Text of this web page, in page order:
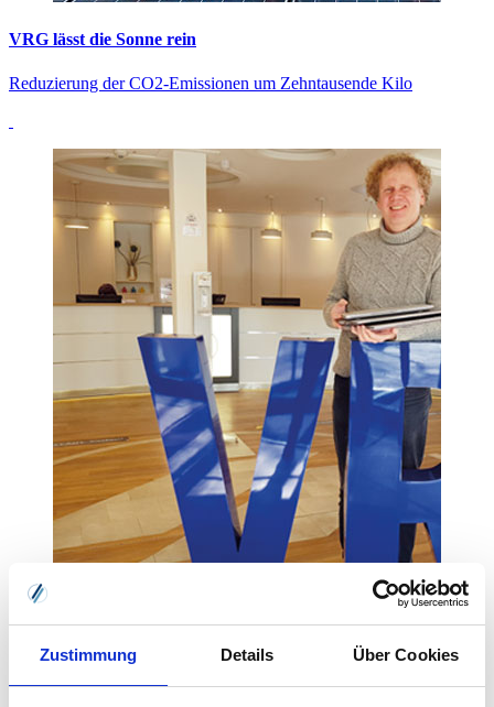
Zustimmung Details Über Cookies
VRG lässt die Sonne rein
Reduzierung der CO2-Emissionen um Zehntausende Kilo
„Wir tun was!“: VRG spendet Computer für Schulen
Oldenburger IT-Unternehmen unterstützt Digitalisierung